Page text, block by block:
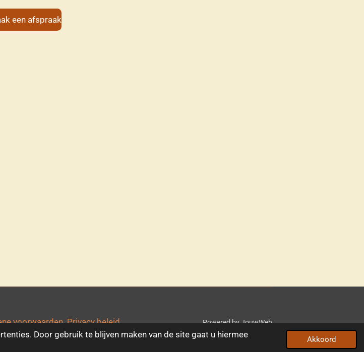
Door gebruik te blijven maken van de site gaat u hiermee
Akkoord
een afspraak
voorwaarden Privacy beleid Powered byJouwWeb